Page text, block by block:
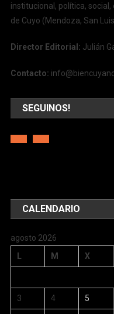
institucional, política,
de Cuyo (Mendoza, San
Director Editorial: Julián
Contacto:
SEGUINOS!
CALENDARIO
agosto 2026
L
M X
3 4 5